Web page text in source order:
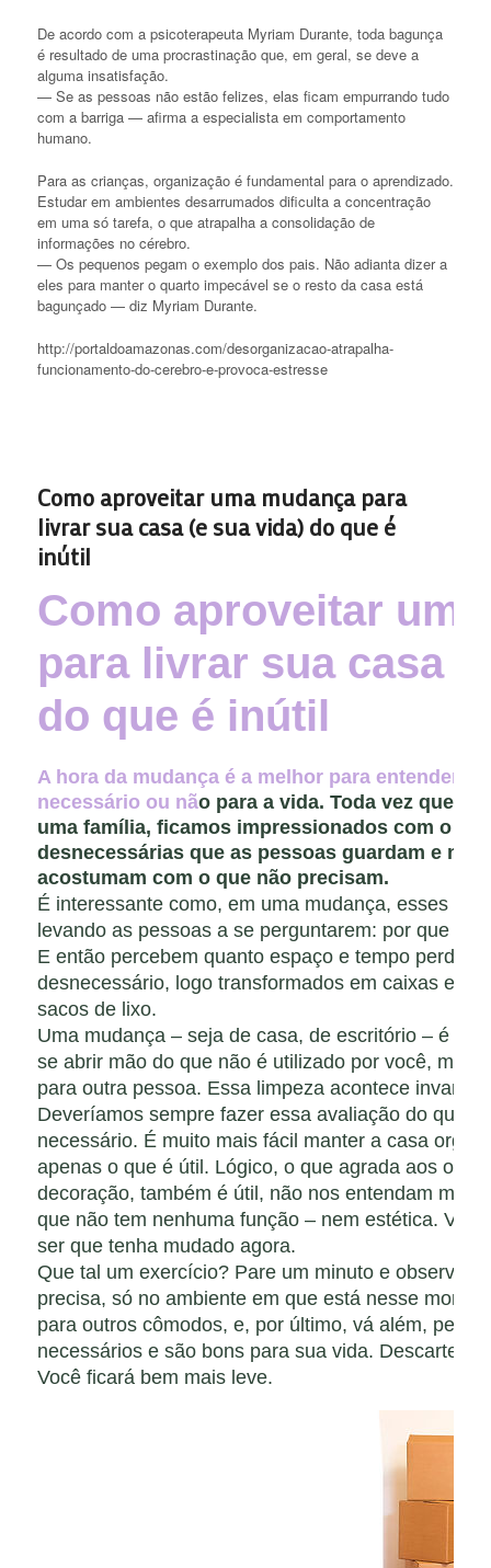
http://portaldoamazonas.com/desorganizacao-atrapalha-
funcionamento-do-cerebro-e-provoca-estresse
Como aproveitar uma mudança para
livrar sua casa (e sua vida) do que é
inútil
Como aproveitar
para livrar sua casa
necessário ou não para a vida. Toda vez que
uma família, ficamos impressionados com o
desnecessárias que as pessoas guardam e não
É interessante como, em uma mudança, esses
levando as pessoas a se perguntarem: por que
E então percebem quanto espaço e tempo perdido
desnecessário, logo transformados em caixas e
sacos de lixo.
Uma mudança – seja de casa, de escritório – é
se abrir mão do que não é utilizado por você, mas
para outra pessoa. Essa limpeza acontece
Deveríamos sempre fazer essa avaliação do que
necessário. É muito mais fácil manter a casa
apenas o que é útil. Lógico, o que agrada aos
decoração, também é útil, não nos entendam mal.
que não tem nenhuma função – nem estética.
ser que tenha mudado agora.
Que tal um exercício? Pare um minuto e observe o
precisa, só no ambiente em que está nesse
para outros cômodos, e, por último, vá além,
necessários e são bons para sua vida. Descarte
Você ficará bem mais leve.
http://www.auxilioluxuoso.com.br/#!Como-aproveitar-uma-mudan%C3%A7a-para-
Loucura colocar suas botas penduradas!